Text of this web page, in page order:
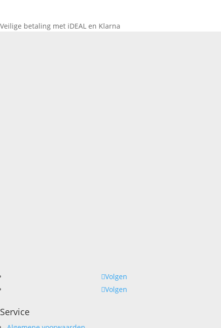
Veilige betaling met iDEAL en Klarna
Volgen
Volgen
Service